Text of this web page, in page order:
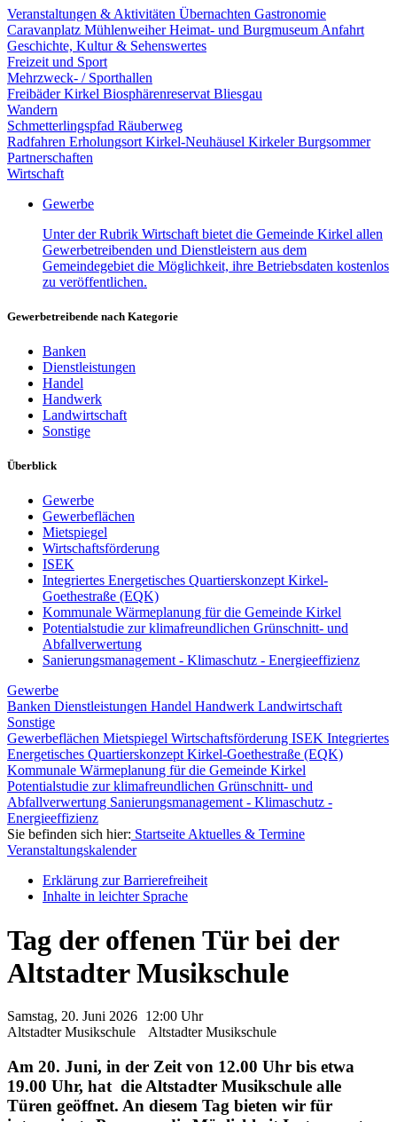
Veranstaltungen & Aktivitäten Übernachten Gastronomie
Caravanplatz MühlenweiherHeimat- und Burgmuseum Anfahrt
Geschichte, Kultur & Sehenswertes
Freizeit und Sport
Mehrzweck- / Sporthallen
Freibäder Kirkel Biosphärenreservat Bliesgau
Wandern
Schmetterlingspfad Räuberweg
Radfahren Erholungsort Kirkel-Neuhäusel Kirkeler Burgsommer
Partnerschaften
Wirtschaft
Gewerbe
Unter der Rubrik Wirtschaft bietet die Gemeinde Kirkel allen
Gewerbetreibenden und Dienstleistern aus dem
Gemeindegebiet die Möglichkeit, ihre Betriebsdaten kostenlos
zu veröffentlichen.
Gewerbetreibende nach Kategorie
Banken
Dienstleistungen
Handel
Handwerk
Landwirtschaft
Sonstige
Überblick
Gewerbe
Gewerbeflächen
Mietspiegel
Wirtschaftsförderung
ISEK
Integriertes Energetisches Quartierskonzept Kirkel-
Goethestraße (EQK)
Kommunale Wärmeplanung für die Gemeinde Kirkel
Potentialstudie zur klimafreundlichen Grünschnitt- und
Abfallverwertung
Sanierungsmanagement - Klimaschutz - Energieeffizienz
Gewerbe
Banken Dienstleistungen Handel Handwerk Landwirtschaft
Sonstige
Gewerbeflächen Mietspiegel Wirtschaftsförderung ISEK Integriertes
Energetisches Quartierskonzept Kirkel-Goethestraße (EQK)
Kommunale Wärmeplanung für die Gemeinde Kirkel
Potentialstudie zur klimafreundlichen Grünschnitt- und
Abfallverwertung Sanierungsmanagement - Klimaschutz -
Energieeffizienz
Sie befinden sich hier: Startseite Aktuelles & Termine
Veranstaltungskalender
Erklärung zur Barrierefreiheit
Inhalte in leichter Sprache
Tag der offenen Tür bei der
Altstadter Musikschule
Samstag, 20. Juni 2026 12:00 Uhr
Altstadter Musikschule
Altstadter Musikschule
Am 20. Juni, in der Zeit von 12.00 Uhr bis etwa
19.00 Uhr, hat die Altstadter Musikschule alle
Türen geöffnet. An diesem Tag bieten wir für